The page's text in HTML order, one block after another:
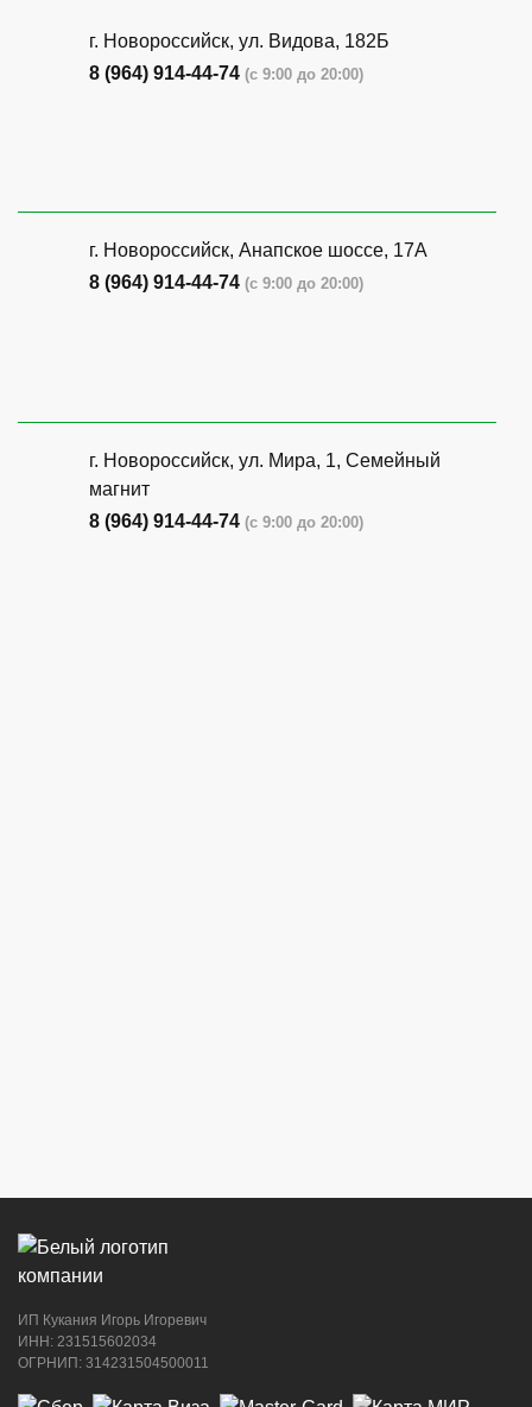
г. Новороссийск, ул. Видова, 182Б
8 (964) 914-44-74 (с 9:00 до 20:00)
г. Новороссийск, Анапское шоссе, 17А
8 (964) 914-44-74 (с 9:00 до 20:00)
г. Новороссийск, ул. Мира, 1, Семейный
магнит
8 (964) 914-44-74 (с 9:00 до 20:00)
г. Новороссийск, ул. Котанова, 4
8 (964) 914-44-74
ИП Кукания Игорь Игоревич
ИНН: 231515602034
ОГРНИП: 314231504500011